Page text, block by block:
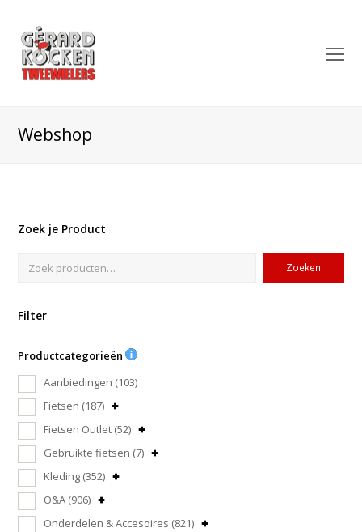
Webshop
Zoek je Product
Zoeken
Filter
Productcategorieën
Aanbiedingen (103)
Fietsen (187)
Fietsen Outlet (52)
Gebruikte fietsen (7)
Kleding (352)
O&A (906)
Onderdelen & Accesoires (821)